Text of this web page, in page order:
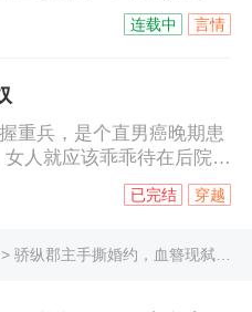
姿！脸被打肿的海城名媛
少……等等，她嫁的鬼夫
公，你不是快不行了么？
的表情，看来我要身体力
竟行不行！
言情
连载中
重兵，是个直男癌晚期患
女人就应该乖乖待在后院，
本王包扎，本王中毒了你
弄权势非女子所为。”说着
无语擦汗“沈若溪，女人应
穿越
已完结
骄纵郡主手撕婚约，血簪现弑字！